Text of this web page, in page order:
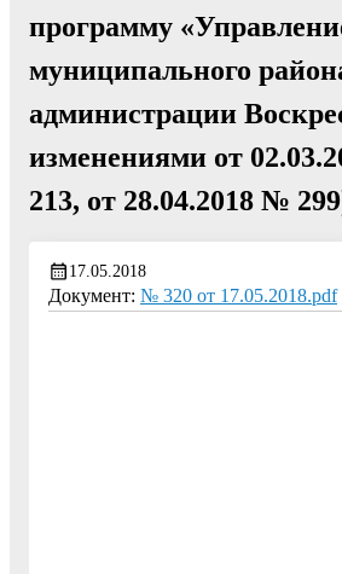
программу
муниципального
администрации
изменениями от
213, от 28.04.2018 №
17.05.2018
Документ: № 320 от 17.05.2018.pdf